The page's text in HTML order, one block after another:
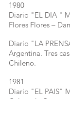
1980
Diario "EL DIA "
Flores Flores –
Diario "LA
Argentina. Tres
Chileno.
1981
Diario "EL PAIS"
Caleta de